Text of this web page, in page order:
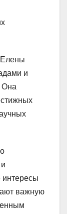
Елены
и
Она
интересы
важную